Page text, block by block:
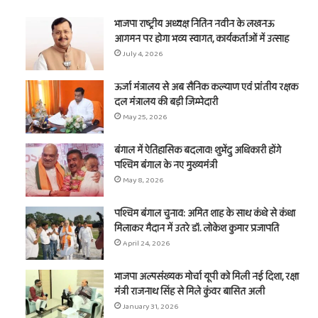
भाजपा राष्ट्रीय अध्यक्ष नितिन नवीन के लखनऊ
आगमन पर होगा भव्य स्वागत, कार्यकर्ताओं में उत्साह
July 4, 2026
ऊर्जा मंत्रालय से अब सैनिक कल्याण एवं प्रांतीय रक्षक
दल मंत्रालय की बड़ी जिम्मेदारी
May 25, 2026
बंगाल में ऐतिहासिक बदलाव! शुभेंदु अधिकारी होंगे
पश्चिम बंगाल के नए मुख्यमंत्री
May 8, 2026
पश्चिम बंगाल चुनाव: अमित शाह के साथ कंधे से कंधा
मिलाकर मैदान में उतरे डॉ. लोकेश कुमार प्रजापति
April 24, 2026
भाजपा अल्पसंख्यक मोर्चा यूपी को मिली नई दिशा, रक्षा
मंत्री राजनाथ सिंह से मिले कुंवर बासित अली
January 31, 2026